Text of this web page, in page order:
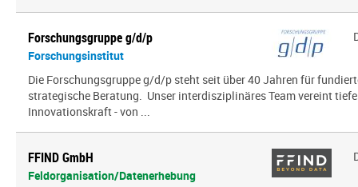
Forschungsgruppe g/d/p
Forschungsinstitut
Die Forschungsgruppe g/d/p steht seit über 40 Jahren für
strategische Beratung. Unser interdisziplinäres Team vereint
Innovationskraft - von ...
FFIND GmbH
Feldorganisation/Datenerhebung